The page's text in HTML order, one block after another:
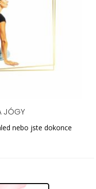
JÓGY
nebo jste dokonce